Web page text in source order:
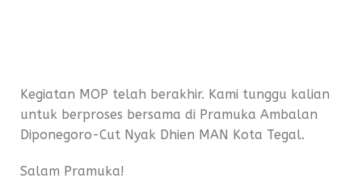
Kegiatan MOP telah berakhir. Kami tunggu kalian
untuk berproses bersama di Pramuka Ambalan
Diponegoro-Cut Nyak Dhien MAN Kota Tegal.
Salam Pramuka!